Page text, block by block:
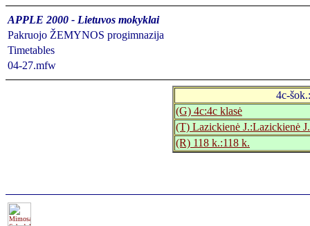
APPLE 2000 - Lietuvos mokyklai
Pakruojo ŽEMYNOS progimnazija
Timetables
04-27.mfw
4c-
(G) 4c:4c klasė
(T) Lazickienė J.:Lazickienė J.
(R) 118 k.:118 k.